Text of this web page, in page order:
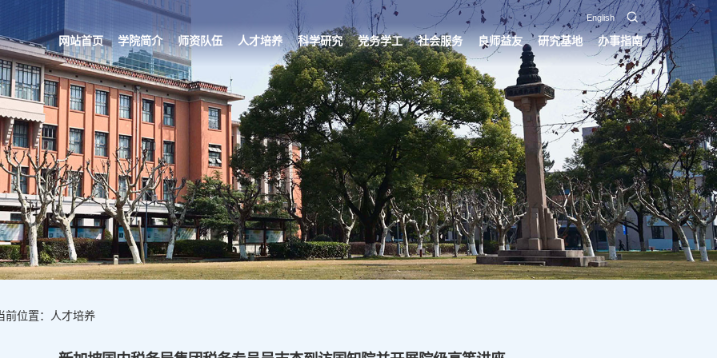
English
网站首页 学院简介 师资队伍 人才培养 科学研究 党务学工 社会服务 良师益友 研究基地 办事指南
前位置：人才培养